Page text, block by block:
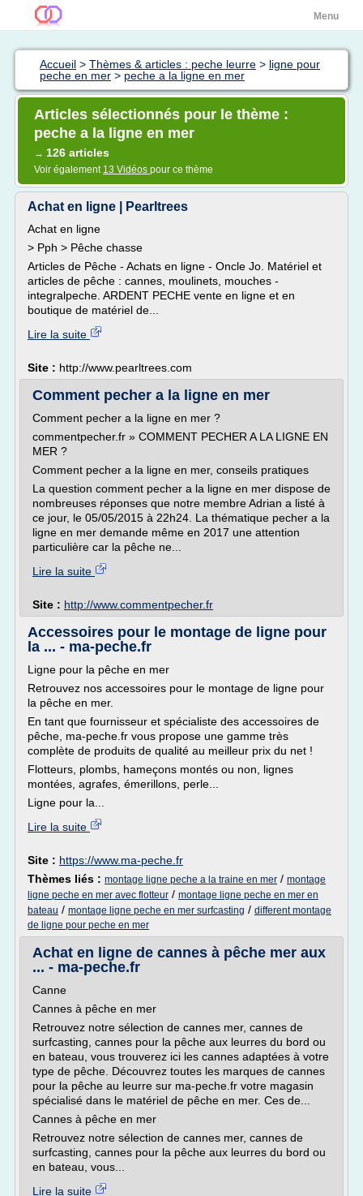
Menu
Accueil > Thèmes & articles : peche leurre > ligne pour
peche en mer > peche a la ligne en mer
Articles sélectionnés pour le thème :
peche a la ligne en mer
→ 126 articles
Voir également 13 Vidéos pour ce thème
Achat en ligne | Pearltrees
Achat en ligne
> Pph > Pêche chasse
Articles de Pêche - Achats en ligne - Oncle Jo. Matériel et
articles de pêche : cannes, moulinets, mouches -
integralpeche. ARDENT PECHE vente en ligne et en
boutique de matériel de...
Lire la suite
Site : http://www.pearltrees.com
Comment pecher a la ligne en mer
Comment pecher a la ligne en mer ?
commentpecher.fr » COMMENT PECHER A LA LIGNE EN
MER ?
Comment pecher a la ligne en mer, conseils pratiques
La question comment pecher a la ligne en mer dispose de
nombreuses réponses que notre membre Adrian a listé à
ce jour, le 05/05/2015 à 22h24. La thématique pecher a la
ligne en mer demande même en 2017 une attention
particulière car la pêche ne...
Lire la suite
Site : http://www.commentpecher.fr
Accessoires pour le montage de ligne pour
la ... - ma-peche.fr
Ligne pour la pêche en mer
Retrouvez nos accessoires pour le montage de ligne pour
la pêche en mer.
En tant que fournisseur et spécialiste des accessoires de
pêche, ma-peche.fr vous propose une gamme très
complète de produits de qualité au meilleur prix du net !
Flotteurs, plombs, hameçons montés ou non, lignes
montées, agrafes, émerillons, perle...
Ligne pour la...
Lire la suite
Site : https://www.ma-peche.fr
Thèmes liés : montage ligne peche a la traine en mer / montage
ligne peche en mer avec flotteur / montage ligne peche en mer en
bateau / montage ligne peche en mer surfcasting / different montage
de ligne pour peche en mer
Achat en ligne de cannes à pêche mer aux
... - ma-peche.fr
Canne
Cannes à pêche en mer
Retrouvez notre sélection de cannes mer, cannes de
surfcasting, cannes pour la pêche aux leurres du bord ou
en bateau, vous trouverez ici les cannes adaptées à votre
type de pêche. Découvrez toutes les marques de cannes
pour la pêche au leurre sur ma-peche.fr votre magasin
spécialisé dans le matériel de pêche en mer. Ces de...
Cannes à pêche en mer
Retrouvez notre sélection de cannes mer, cannes de
surfcasting, cannes pour la pêche aux leurres du bord ou
en bateau, vous...
Lire la suite